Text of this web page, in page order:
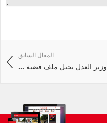
المقال السابق
وزير العدل يحيل ملف قضية ...